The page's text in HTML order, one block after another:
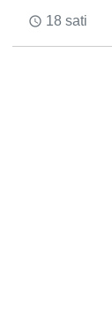
access_time 18 sati